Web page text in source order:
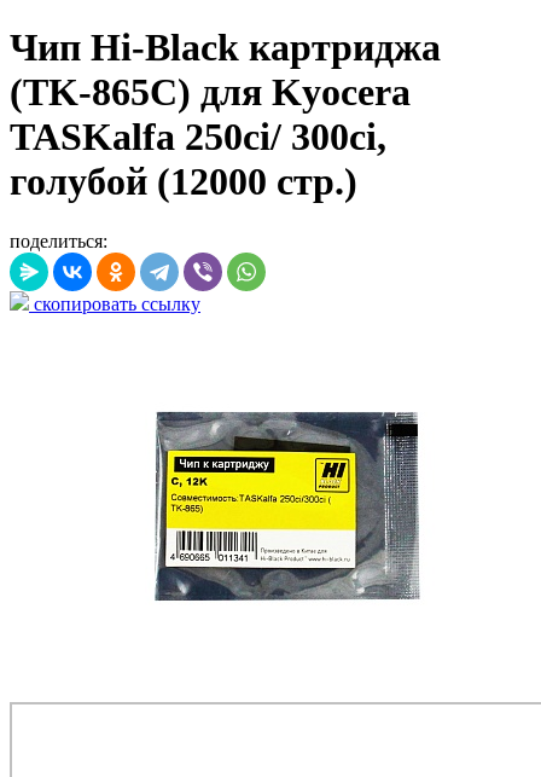
Чип Hi-Black картриджа
(TK-865C) для Kyocera
TASKalfa 250ci/ 300ci,
голубой (12000 стр.)
поделиться:
скопировать ссылку